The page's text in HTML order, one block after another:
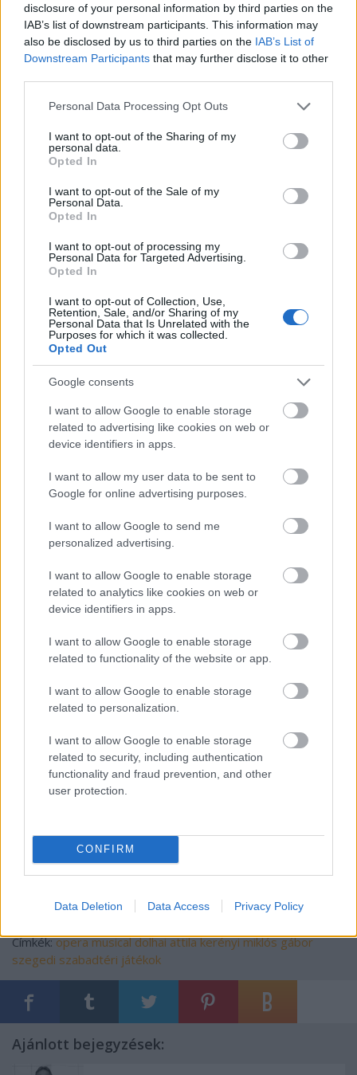
disclosure of your personal information by third parties on the
IAB’s list of downstream participants. This information may
also be disclosed by us to third parties on the IAB’s List of
Downstream Participants that may further disclose it to other
Please note that this website/app uses one or more Google
not limited to your visit or usage behaviour. You may click to
grant or deny consent to Google and its third-party tags to
use your data for below specified purposes in below Google
consent section.
Personal Data Processing Opt Outs
I want to opt-out of the Sharing of my
personal data.
Opted In
I want to opt-out of the Sale of my
Personal Data.
Opted In
I want to opt-out of processing my
Personal Data for Targeted Advertising.
Opted In
I want to opt-out of Collection, Use,
Retention, Sale, and/or Sharing of my
Personal Data that Is Unrelated with the
Purposes for which it was collected.
Opted Out
Google consents
I want to allow Google to enable storage
related to advertising like cookies on web or
device identifiers in apps.
I want to allow my user data to be sent to
Google for online advertising purposes.
I want to allow Google to send me
personalized advertising.
I want to allow Google to enable storage
related to analytics like cookies on web or
device identifiers in apps.
I want to allow Google to enable storage
related to functionality of the website or app.
I want to allow Google to enable storage
related to personalization.
I want to allow Google to enable storage
related to security, including authentication
functionality and fraud prevention, and other
user protection.
CONFIRM
Data Deletion Data Access Privacy Policy
változott, azt hiszem, inkább jóval szabadabb,
színesebb lett, talán teltebb. Szokták mondani, a
visszahallgatom a Rómeó és Júlia vagy a Mozart!
bemutatója környékén készült felvételeket, van lényegi
különbség. Azt gondolom, a feladatok nehézsége
leginkább abban áll, hogy a hangképzési igény, a
tökéletességre való törekvés mennyire magas az
emberben. Bennem ez az évek alatt, Bagó Gizella
énektanáromnak is köszönhetően nagyon megnőtt, és
ezért tud kihívás lenni ma is egy Rómeó. Még
egyetemistaként énekeltem a Kép-áriát a
Mesterkurzusban, a Pesti Színházban. Igyekeztem a
tőlem telhető akkori legmagasabb szinten megoldani,
azonban sokszor azt éreztem, hogy korai a feladat. A
musicaléneklésre gyakran mondják, hogy esetleges, éles
vagy kiabálós. Ezzel szemben az operában nagyon
fontosak a formák, a stílusegység, és akkor még nem
nagyon éreztem ezeket. Tudom, hogy nem voltam
tökéletes, de nagyon fontos lépcső volt a pályán." -
mondja a színész a Fidelio.hu-nak.
Dolhai Attilátnem igazán kell bemutatni a
közönségnek, hiszen már énekelt musicalt, operettet
Októberben, a Cigányszerelem bemutatója után
néhány előadással bejöttKerényi Miklós Gábor
vajon tartok-e már itt. Arra kért, gondolkozzunk el ezen,
beszélgessünk róla a tanárnővel. Gizella
megnyugtatott. Elkezdtünk felvételeket hallgatni, és azt
éreztem, "hú, de jó lenne!" Az első darab, amivel
dolgoztunk, a Búcsú a mamától ária volt, és nem tűnt
nehéznek, kellemes volt a hangomnak, jól feküdt. Igaz, a
tanárnő ezt remekül előkészítette, fellazította a
hangomat. Megnéztünk egy-egy sort, és van az az érzés,
amikor jól esik az éneklés."
Forrás: Fidelio, Színház.hu
Címkék:opera musical dolhai attila kerényi miklós gábor
szegedi szabadtéri játékok
Ajánlott bejegyzések: